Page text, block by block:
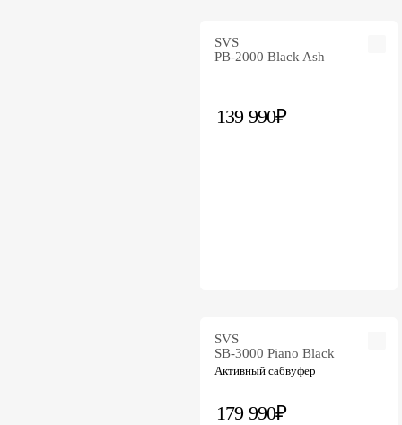
SVS
PB-2000 Black Ash
139 990₽
SVS
SB-3000 Piano Black
Активный сабвуфер
179 990₽